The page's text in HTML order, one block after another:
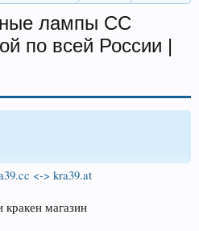
лампы CC
по всей России |
<-> kra39.at
магазин